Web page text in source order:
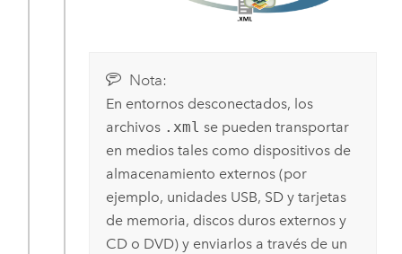
Nota:
En entornos desconectados, los
archivos .xml se pueden transportar
en medios tales como dispositivos de
almacenamiento externos (por
ejemplo, unidades USB, SD y tarjetas
de memoria, discos duros externos y
CD o DVD) y enviarlos a través de un